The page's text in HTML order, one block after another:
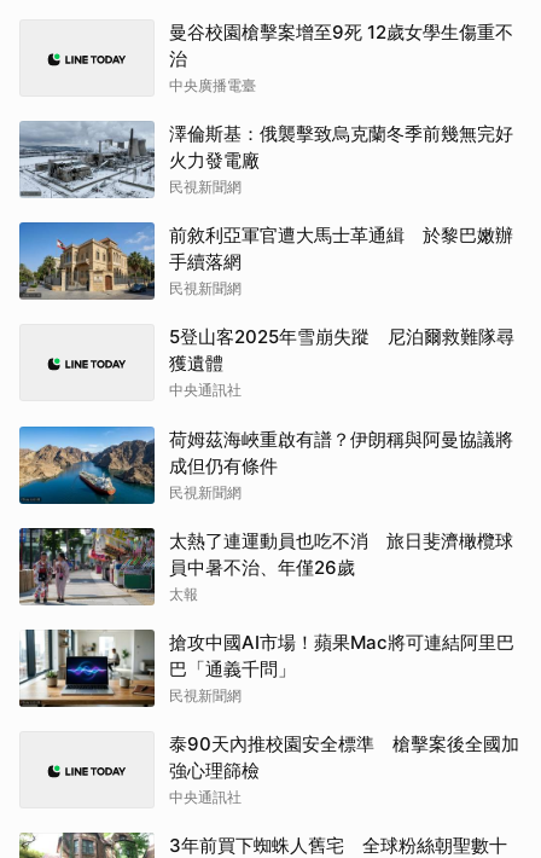
曼谷校園槍擊案增至9死 12歲女學生傷重不
治
中央廣播電臺
澤倫斯基：俄襲擊致烏克蘭冬季前幾無完好
火力發電廠
民視新聞網
前敘利亞軍官遭大馬士革通緝 於黎巴嫩辦
手續落網
民視新聞網
5登山客2025年雪崩失蹤 尼泊爾救難隊尋
獲遺體
中央通訊社
荷姆茲海峽重啟有譜？伊朗稱與阿曼協議將
成但仍有條件
民視新聞網
太熱了連運動員也吃不消 旅日斐濟橄欖球
員中暑不治、年僅26歲
太報
搶攻中國AI市場！蘋果Mac將可連結阿里巴
巴「通義千問」
民視新聞網
泰90天內推校園安全標準 槍擊案後全國加
強心理篩檢
中央通訊社
3年前買下蜘蛛人舊宅 全球粉絲朝聖數十